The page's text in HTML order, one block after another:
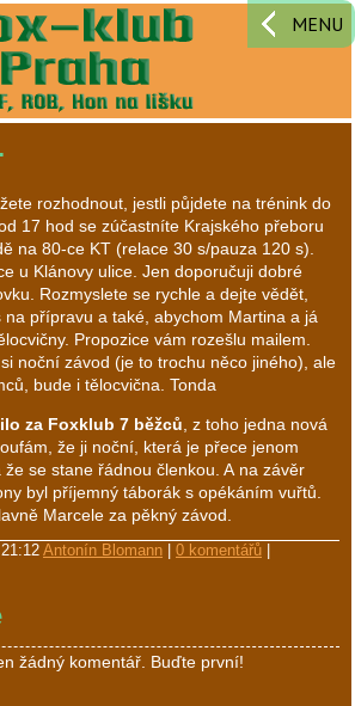
MENU
rozhodnout, jestli půjdete na trénink do
17 hod se zúčastníte Krajského přeboru
na 80-ce KT (relace 30 s/pauza 120 s).
u Klánovy ulice. Jen doporučuji dobré
Rozmyslete se rychle a dejte vědět,
přípravu a také, abychom Martina a já
Propozice vám rozešlu mailem.
noční závod (je to trochu něco jiného), ale
bude i tělocvična. Tonda
za Foxklub 7 běžců, z toho jedna nová
že ji noční, která je přece jenom
se stane řádnou členkou. A na závěr
byl příjemný táborák s opékáním vuřtů.
Marcele za pěkný závod.
Antonín Blomann 0 komentářů
žádný komentář. Buďte první!